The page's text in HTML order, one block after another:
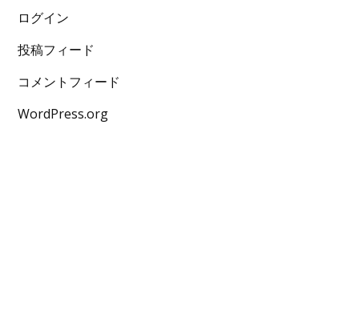
ログイン
投稿フィード
コメントフィード
WordPress.org